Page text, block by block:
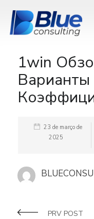
1win
Варианты
23 de março de
2025
PRV POST